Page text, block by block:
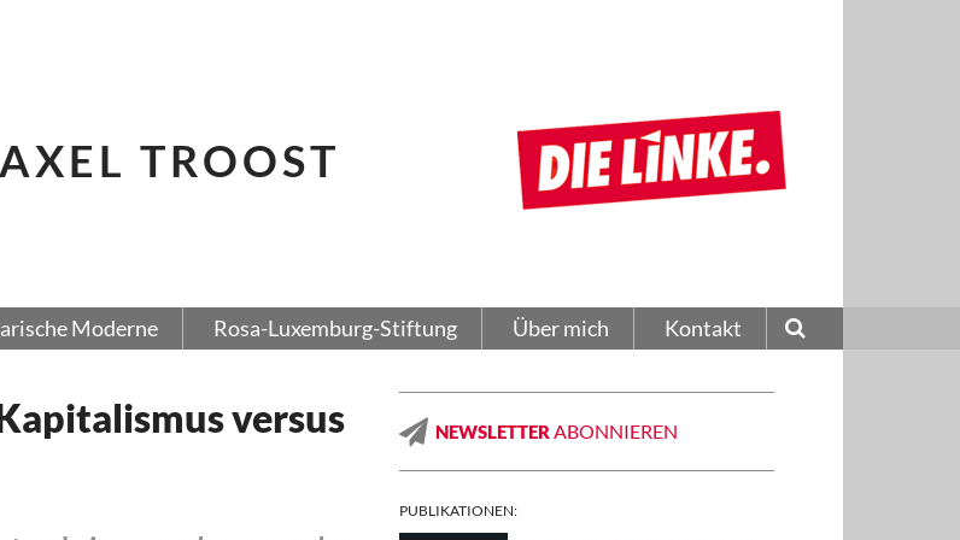
AXEL TROOST
Moderne Rosa-Luxemburg-Stiftung Über mich Kontakt
versus
NEWSLETTER ABONNIEREN
PUBLIKATIONEN: